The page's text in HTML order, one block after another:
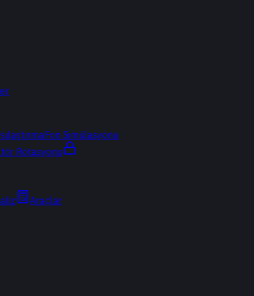
Fon Simülasyonu
Rotasyonu
Araçlar